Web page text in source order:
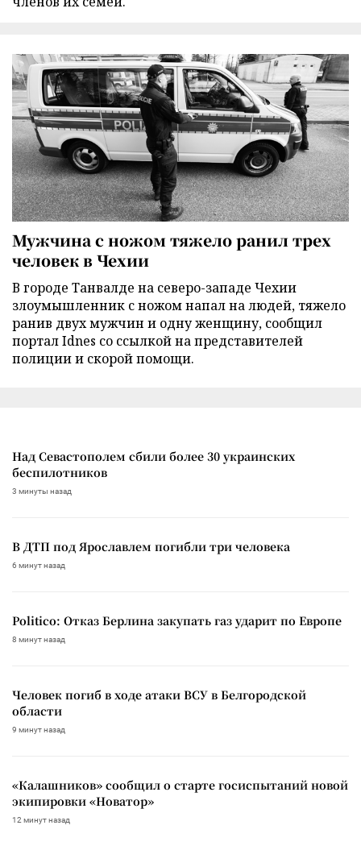
Мужчина с ножом тяжело ранил трех
человек в Чехии
В городе Танвалде на северо-западе Чехии
злоумышленник с ножом напал на людей, тяжело
ранив двух мужчин и одну женщину, сообщил
портал Idnes со ссылкой на представителей
полиции и скорой помощи.
Над Севастополем сбили более 30 украинских
беспилотников
3 минуты назад
В ДТП под Ярославлем погибли три человека
6 минут назад
Politico: Отказ Берлина закупать газ ударит по Европе
8 минут назад
Человек погиб в ходе атаки ВСУ в Белгородской
области
9 минут назад
«Калашников» сообщил о старте госиспытаний новой
экипировки «Новатор»
12 минут назад